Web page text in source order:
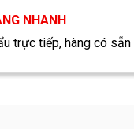
NHANH
trực tiếp, hàng có sẵn